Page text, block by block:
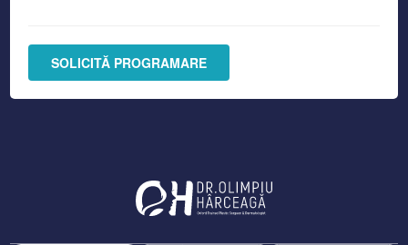
SOLICITĂ PROGRAMARE